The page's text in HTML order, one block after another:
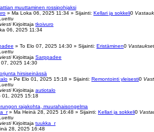
muuttaminen rossipohjaksi
» Ma Loka 06, 2025 11:34 » Sijainti: Kellari ja sokkeli0
Kirjoittaja tkoivuro
06, 2025 11:34
» To Elo 07, 2025 14:30 » Sijainti: Eristäminen0 Vastaukset
Kirjoittaja Sarppadee
07, 2025 14:30
hirsiseinässä
» Pe Elo 01, 2025 15:18 » Sijainti: Remontointi yleisesti0
Kirjoittaja autiotalo
01, 2025 15:18
rajakohta, muurahaisongelma
» Ma Heinä 28, 2025 16:48 » Sijainti: Kellari ja sokkeli0
Kirjoittaja tuukka_r
28, 2025 16:48